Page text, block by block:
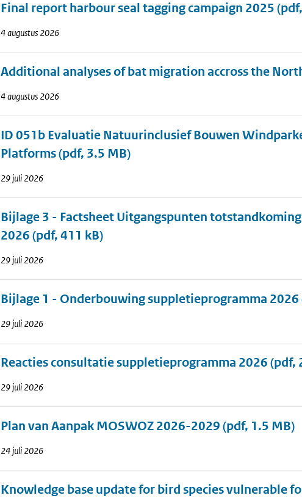
Final report harbour seal tagging campaign 2025
4 augustus 2026
Additional analyses of bat migration accross the
4 augustus 2026
ID 051b Evaluatie Natuurinclusief Bouwen
Platforms(pdf, 3.5 MB)
29 juli 2026
Bijlage 3 - Factsheet Uitgangspunten
2026 (pdf, 411 kB)
29 juli 2026
Bijlage 1 - Onderbouwing suppletieprogramma 2026
29 juli 2026
Reacties consultatie suppletieprogramma 2026 (pdf,
29 juli 2026
Plan van Aanpak MOSWOZ 2026-2029 (pdf, 1.5 MB)
24 juli 2026
Knowledge base update for bird species vulnerable